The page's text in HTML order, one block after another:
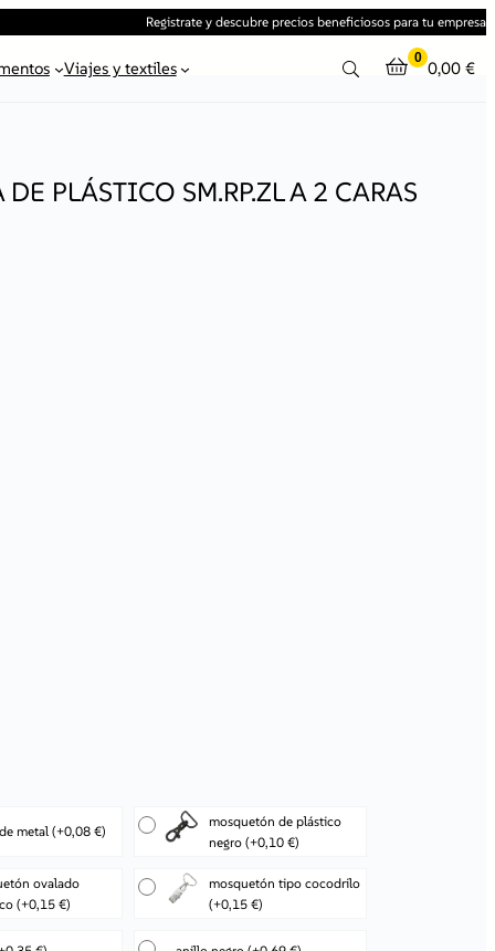
Registrate y descubre precios beneficiosos para tu empresa
Viajes y textiles 0 0,00 €
PLÁSTICO SM.RP.ZL A 2 CARAS
metal (+0,08 €)
mosquetón de plástico
negro (+0,10 €)
ovalado
(+0,15 €)
mosquetón tipo cocodrilo
(+0,15 €)